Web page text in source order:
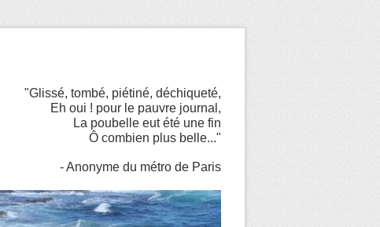
"Glissé, tombé, piétiné, déchiqueté,
Eh oui ! pour le pauvre journal,
La poubelle eut été une fin
Ô combien plus belle..."
- Anonyme du métro de Paris